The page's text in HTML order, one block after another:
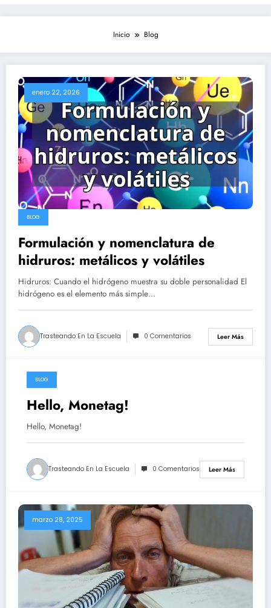
Inicio Blog
enero 22, 2026
BLOG
Formulación y nomenclatura de
hidruros: metálicos y volátiles
Hidruros: Cuando el hidrógeno muestra su doble personalidad El
hidrógeno es el elemento más simple…
Trasteando En La Escuela 0 Comentarios Leer Más
diciembre 18, 2025
BLOG
Hello, Monetag!
Hello, Monetag!
Trasteando En La Escuela 0 Comentarios Leer Más
marzo 28, 2025